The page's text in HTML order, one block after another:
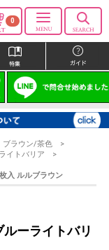
0
ブラウン/茶色
イトバリア
入 ルルブラウン
ーライトバリ